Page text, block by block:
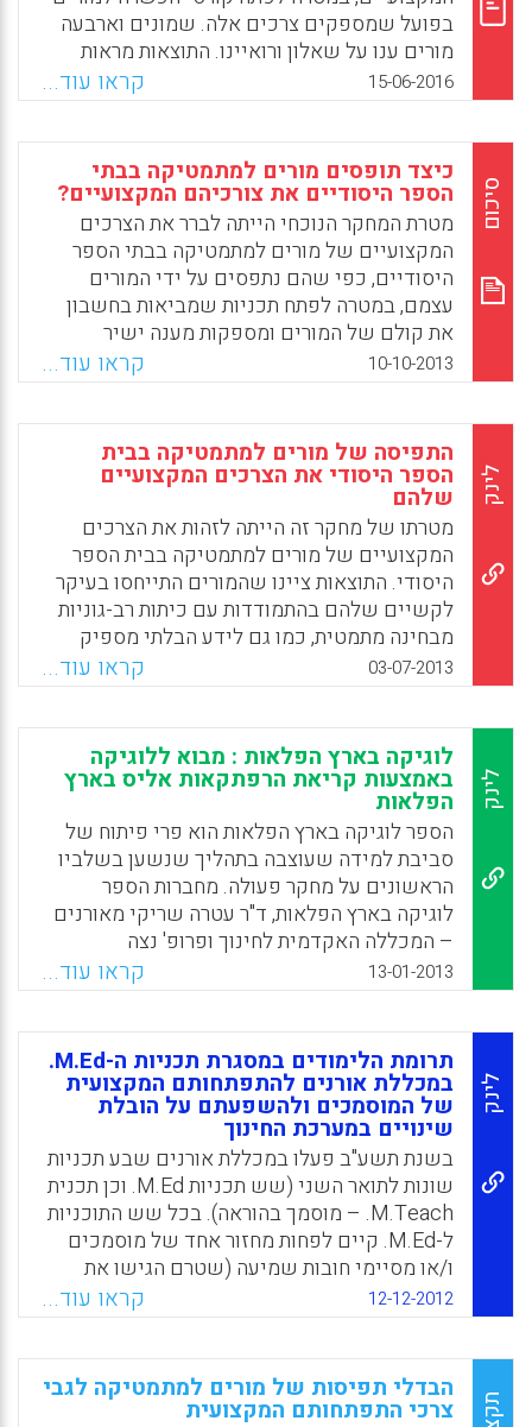
WhatsApp
Facebook
Email
X
בפועל שמספקים צרכים אלה. שמונים וארבעה
מורים ענו על שאלון ורואיינו. התוצאות מראות
שהצרכים העיקריים של המשיבים משויכים
לחיזוק יכולת הידע הדידקטי שלהם להתמודדות
עם היבטים רגשיים הקשורים ללמידת מתמטיקה
של תלמידים. אף על פי שלרוב המשיבים חסרה
הכשרה פורמלית במתמטיקה, הם מייחסים פחות
חשיבות לצורך שלהם בהגברת הידע בתחום
(Shriki, Atara; Patkin, Dorit, 2016).
WhatsApp
Facebook
Email
X
15-06-2016 קראו עוד...
סיכום
כיצד תופסים מורים למתמטיקה בבתי
הספר היסודיים את צורכיהם המקצועיים?
מטרת המחקר הנוכחי הייתה לברר את הצרכים
המקצועיים של מורים למתמטיקה בבתי הספר
היסודיים, כפי שהם נתפסים על ידי המורים
עצמם, במטרה לפתח תכניות שמביאות בחשבון
את קולם של המורים ומספקות מענה ישיר
לצרכים אלה. מהממצאים עולה כי המורים
מצביעים על קשיים בהתמודדות עם כיתות
הטרוגניות של תלמידים ועל הצורך להכיר חומרי
למידה מגוונים, תוך פיתוח יכולתם להתאים
חומרים אלה לסוגי הלומדים. המורים זקוקים
להכוונה מעמיקה שתסייע להם להתמודד עם
תלמידים מתקשים ( עטרה שריקי, דורית פטקין).
WhatsApp
Facebook
Email
X
10-10-2013 קראו עוד...
לינק
התפיסה של מורים למתמטיקה בבית
הספר היסודי את הצרכים המקצועיים
שלהם
מטרתו של מחקר זה הייתה לזהות את הצרכים
המקצועיים של מורים למתמטיקה בבית הספר
היסודי. התוצאות ציינו שהמורים התייחסו בעיקר
לקשיים שלהם בהתמודדות עם כיתות רב-גוניות
מבחינה מתמטית, כמו גם לידע הבלתי מספיק
שלהם לגבי חומרי הלמידה המתאימים וכיצד
להתאים את חומרי הלמידה הללו ליכולות השונות
של התלמידים. הם גם הביעו את הצורך להיות
מסוגלים להתמודד עם ההיבטים הרגשיים של
למידת מתמטיקה – הנעת התלמידים ללמוד
מתמטיקה, הפחתת הפחדים ממתמטיקה, ועוד
(Atara Shriki and Dorit Patkin, 2013).
WhatsApp
Facebook
Email
X
03-07-2013 קראו עוד...
לינק
לוגיקה בארץ הפלאות : מבוא ללוגיקה
באמצעות קריאת הרפתקאות אליס בארץ
הפלאות
הספר לוגיקה בארץ הפלאות הוא פרי פיתוח של
סביבת למידה שעוצבה בתהליך שנשען בשלביו
הראשונים על מחקר פעולה. מחברות הספר
לוגיקה בארץ הפלאות, ד"ר עטרה שריקי מאורנים
– המכללה האקדמית לחינוך ופרופ' נצה
מובשוביץ-הדר מהטכניון – מכון טכנולוגי
לישראל, עוסקות שנים רבות במחקר ופיתוח
בתחום החינוך המתמטי, בפיתוח תכניות לימודים,
בהכשרת פרחי הוראה ובתמיכה בהתפתחותם
המקצועית המתמדת של מורים, במטרה לתרום
לקידום, לשיפור ולריענון החינוך המתמטי
בישראל.
WhatsApp
Facebook
Email
X
13-01-2013 קראו עוד...
לינק
תרומת הלימודים במסגרת תכניות ה-M.Ed.
במכללת אורנים להתפתחותם המקצועית
של המוסמכים ולהשפעתם על הובלת
שינויים במערכת החינוך
בשנת תשע"ב פעלו במכללת אורנים שבע תכניות
שונות לתואר השני (שש תכניות M.Ed. וכן תכנית
M.Teach. – מוסמך בהוראה). בכל שש התוכניות
ל-M.Ed. קיים לפחות מחזור אחד של מוסמכים
ו/או מסיימי חובות שמיעה (שטרם הגישו את
עבודת הגמר היישומית). מטרת-העל של כל אחת
מתוכניות ה-M.Ed. היא לתת מענה אקדמי
ומקצועי לסוגיות חינוכיות וחברתיות המעסיקות
את מערכת החינוך. מטרת המחקר הייתה לבחון
ולהעריך את תרומת הלימודים במסגרת תכניות ה-
12-12-2012 קראו עוד...
הבדלי תפיסות של מורים למתמטיקה לגבי
צרכי התפתחותם המקצועית